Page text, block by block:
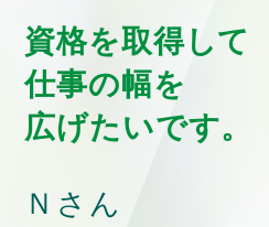
資格を取得して
仕事の幅を
広げたいです。
Ｎさん